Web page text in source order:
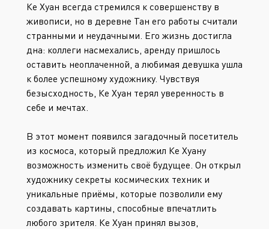
Ке Хуан всегда стремился к совершенству в
живописи, но в деревне Тан его работы считали
странными и неудачными. Его жизнь достигла
дна: коллеги насмехались, аренду пришлось
оставить неоплаченной, а любимая девушка ушла
к более успешному художнику. Чувствуя
безысходность, Ке Хуан терял уверенность в
себе и мечтах.
В этот момент появился загадочный посетитель
из космоса, который предложил Ке Хуану
возможность изменить своё будущее. Он открыл
художнику секреты космических техник и
уникальные приёмы, которые позволили ему
создавать картины, способные впечатлить
любого зрителя. Ке Хуан принял вызов,